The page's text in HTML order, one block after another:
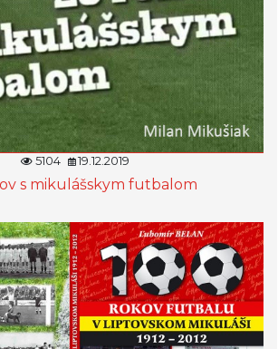
5104 19.12.2019
s mikulášskym futbalom